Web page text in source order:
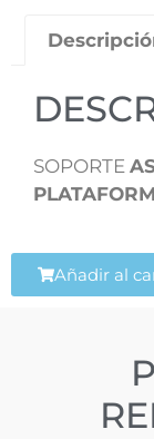
SOPORTE
Añadir al